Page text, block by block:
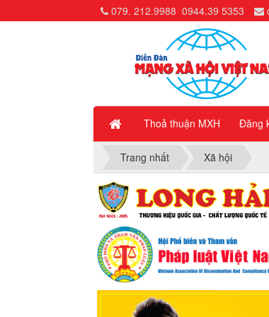
Thoả thuận MXH Đăng
079. 212.9988 0944.39 5353
Trang nhất Xã hội